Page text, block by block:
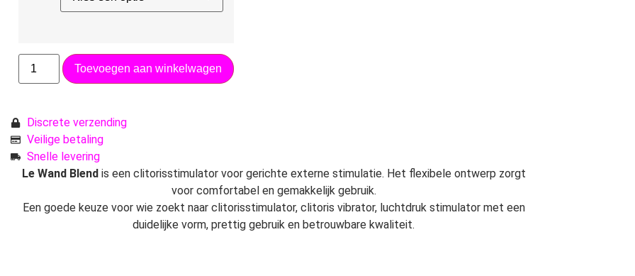
Toevoegen aan winkelwagen
Discrete verzending
Veilige betaling
Snelle levering
Le Wand Blendis een clitorisstimulator voor gerichte externe stimulatie. Het flexibele ontwerp zorgt
voor comfortabel en gemakkelijk gebruik.
Een goede keuze voor wie zoekt naar clitorisstimulator, clitoris vibrator, luchtdruk stimulator met een
duidelijke vorm, prettig gebruik en betrouwbare kwaliteit.